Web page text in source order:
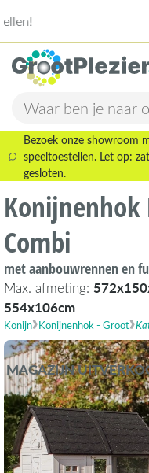
»
Bezoek onze showroom
speeltoestellen. Let op:
gesloten.
Konijnenhok
Combi
met aanbouwrennen en
Max. afmeting:
554x106cm
Konijn Konijnenhok - Groot
MAGAZIJN